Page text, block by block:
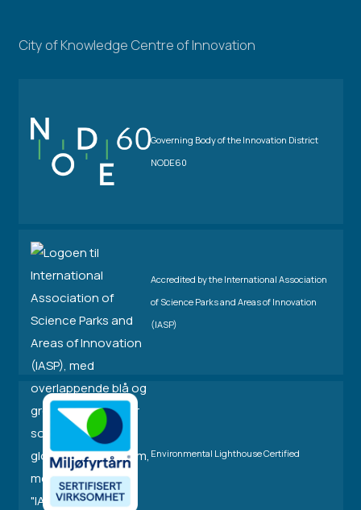
City of Knowledge Centre of Innovation
Governing Body of the Innovation District
NODE60
Accredited by the International Association
of Science Parks and Areas of Innovation
(IASP)
Environmental Lighthouse Certified